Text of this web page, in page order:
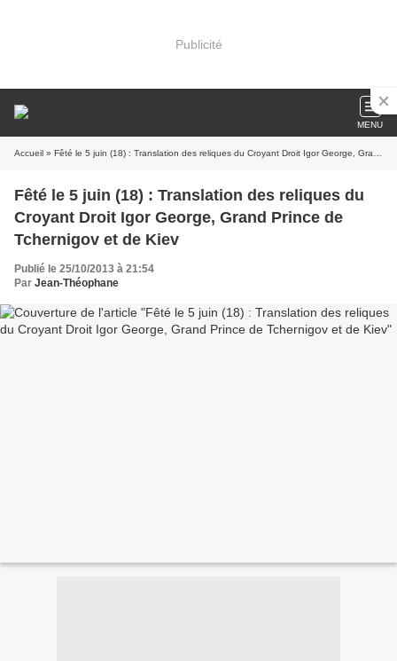
Publicité
MENU
Accueil » Fêté le 5 juin (18) : Translation des reliques du Croyant Droit Igor George, Grand Prince de Tchernigov et de Kiev
Fêté le 5 juin (18) : Translation des reliques du
Croyant Droit Igor George, Grand Prince de
Tchernigov et de Kiev
Publié le 25/10/2013 à 21:54
Par Jean-Théophane